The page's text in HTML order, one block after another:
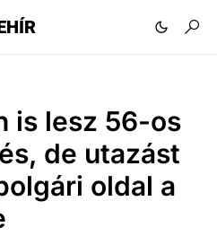
is lesz 56-os
de utazást
oldal a